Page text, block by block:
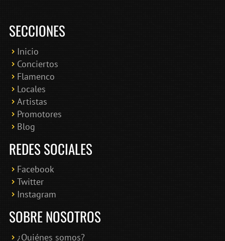
SECCIONES
Inicio
Conciertos
Flamenco
Locales
Artistas
Promotores
Blog
REDES SOCIALES
Facebook
Twitter
Instagram
SOBRE NOSOTROS
¿Quiénes somos?